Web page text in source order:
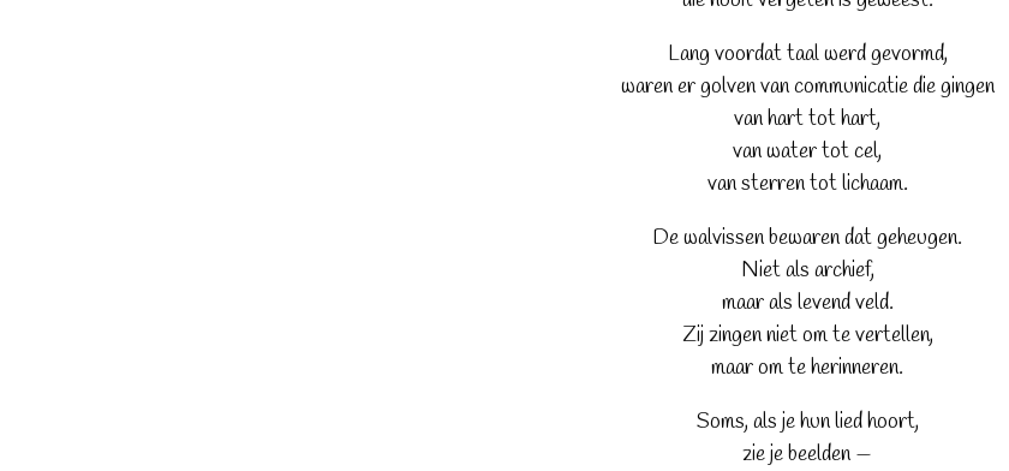
Lang voordat taal werd gevormd,
waren er golven van communicatie die gingen
van hart tot hart,
van water tot cel,
van sterren tot lichaam.
De walvissen bewaren dat geheugen.
Niet als archief,
maar als levend veld.
Zij zingen niet om te vertellen,
maar om te herinneren.
Soms, als je hun lied hoort,
zie je beelden —